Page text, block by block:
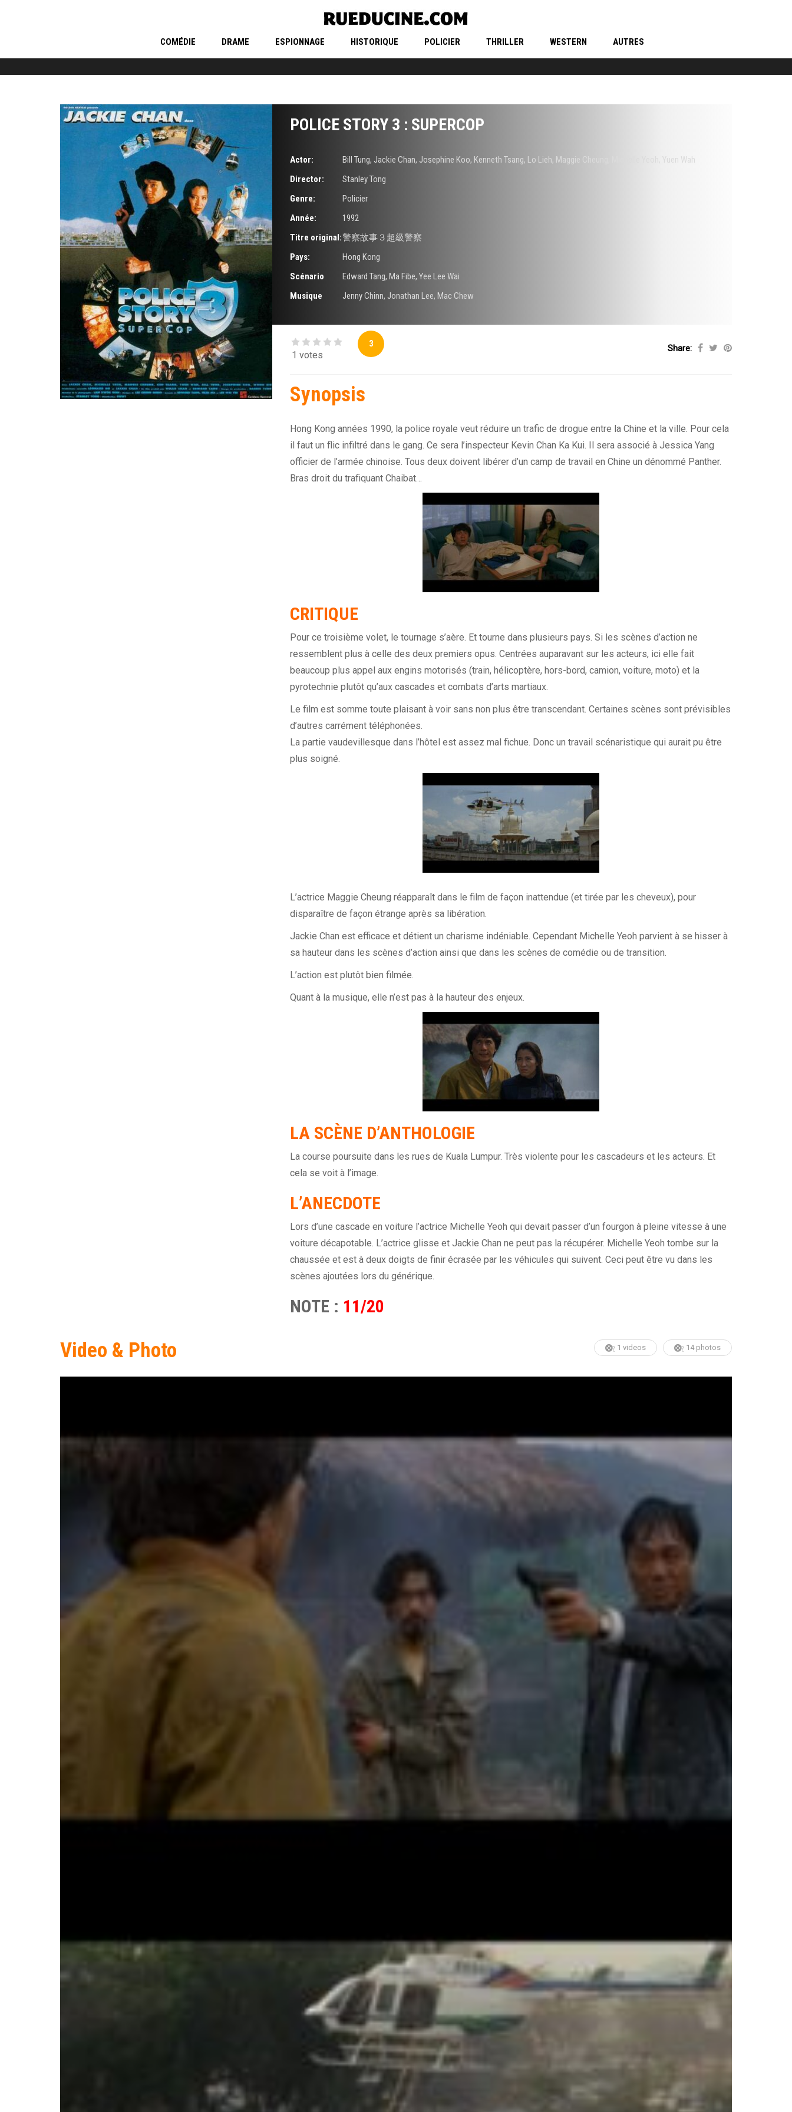
COMÉDIE DRAME ESPIONNAGE HISTORIQUE POLICIER THRILLER WESTERN AUTRES
POLICE STORY 3 : SUPERCOP
Actor: Bill Tung, Jackie Chan, Josephine Koo, Kenneth Tsang, Lo Lieh, Maggie Cheung
Yuen Wah
Director:
Stanley Tong
Genre:
Policier
Année:
1992
Titre original:警察故事３超級警察
Pays:
Hong Kong
Scénario
Edward Tang, Ma Fibe, Yee Lee Wai
Musique
Jenny Chinn, Jonathan Lee, Mac Chew
1 votes
3 Share:
Synopsis
Hong Kong années 1990, la police royale veut réduire un trafic de drogue entre la Chine et la ville. Pour cela
il faut un flic infiltré dans le gang. Ce sera l’inspecteur Kevin Chan Ka Kui. Il sera associé à Jessica Yang
officier de l’armée chinoise. Tous deux doivent libérer d’un camp de travail en Chine un dénommé Panther.
Bras droit du trafiquant Chaibat…
CRITIQUE
Pour ce troisième volet, le tournage s’aère. Et tourne dans plusieurs pays. Si les scènes d’action ne
ressemblent plus à celle des deux premiers opus. Centrées auparavant sur les acteurs, ici elle fait
beaucoup plus appel aux engins motorisés (train, hélicoptère, hors-bord, camion, voiture, moto) et la
pyrotechnie plutôt qu’aux cascades et combats d’arts martiaux.
Le film est somme toute plaisant à voir sans non plus être transcendant. Certaines scènes sont prévisibles
d’autres carrément téléphonées.
La partie vaudevillesque dans l’hôtel est assez mal fichue. Donc un travail scénaristique qui aurait pu être
plus soigné.
L’actrice Maggie Cheung réapparaît dans le film de façon inattendue (et tirée par les cheveux), pour
disparaître de façon étrange après sa libération.
Jackie Chan est efficace et détient un charisme indéniable. Cependant Michelle Yeoh parvient à se hisser à
sa hauteur dans les scènes d’action ainsi que dans les scènes de comédie ou de transition.
L’action est plutôt bien filmée.
Quant à la musique, elle n’est pas à la hauteur des enjeux.
LA SCÈNE D’ANTHOLOGIE
La course poursuite dans les rues de Kuala Lumpur. Très violente pour les cascadeurs et les acteurs. Et
cela se voit à l’image.
L’ANECDOTE
Lors d’une cascade en voiture l’actrice Michelle Yeoh qui devait passer d’un fourgon à pleine vitesse à une
voiture décapotable. L’actrice glisse et Jackie Chan ne peut pas la récupérer. Michelle Yeoh tombe sur la
chaussée et est à deux doigts de finir écrasée par les véhicules qui suivent. Ceci peut être vu dans les
scènes ajoutées lors du générique.
NOTE : 11/20
Video & Photo 1 videos 14 photos